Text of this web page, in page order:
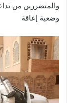
والمتضررين من
وضعية إعاقة